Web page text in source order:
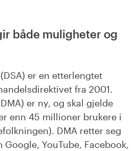
både muligheter og
(DSA) er en etterlengtet
fra 2001.
er ny, ogskal gjelde
enn 45 millioner brukere i
. DMA retter seg
Google,YouTube, Facebook,